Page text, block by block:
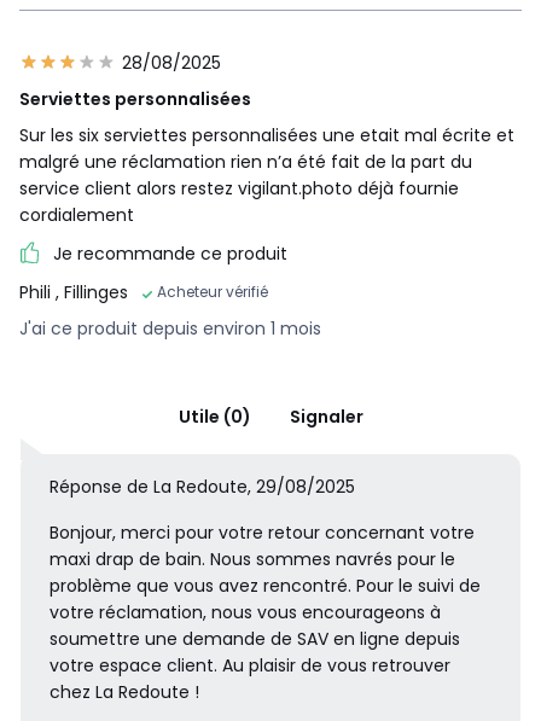
28/08/2025
Serviettes personnalisées
Sur les six serviettes personnalisées une etait mal écrite et
malgré une réclamation rien n’a été fait de la part du
service client alors restez vigilant.photo déjà fournie
cordialement
Je recommande ce produit
Phili , Fillinges Acheteur vérifié
J'ai ce produit depuis environ 1 mois
Utile (0) Signaler
Réponse de La Redoute, 29/08/2025
Bonjour, merci pour votre retour concernant votre
maxi drap de bain. Nous sommes navrés pour le
problème que vous avez rencontré. Pour le suivi de
votre réclamation, nous vous encourageons à
soumettre une demande de SAV en ligne depuis
votre espace client. Au plaisir de vous retrouver
chez La Redoute !